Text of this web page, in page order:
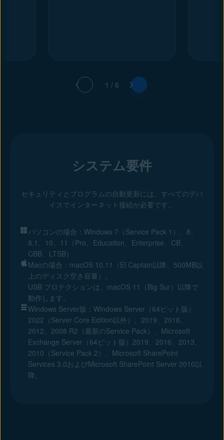
1 / 6
システム要件
セキュリティとプログラムの自動更新には、すべてのデバ
イスでインターネット接続が必要です。
パソコンの場合：Windows 7（Service Pack 1）、8、
8.1、10、11（Pro、Education、Enterprise、CB、
CBB、LTSB）
Macの場合：macOS 10.11（El Captain以降、500MB以
上のディスク空き容量）。
USB プロテクションは、macOS 11（Big Sur）以降で
動作します。
Windows Server版：Windows Server（64ビット版）
2022（Server Core Edition以外）、2019、2016、
2012、2008 R2（最新のService Pack）、Microsoft
Exchange Server（64ビット版）2019、2016、2013、
2010（Service Pack 2）、Microsoft SharePoint
Services 3.0およびMicrosoft SharePoint Server 2010以
降。